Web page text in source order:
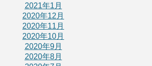
2021年1月
2020年12月
2020年11月
2020年10月
2020年9月
2020年8月